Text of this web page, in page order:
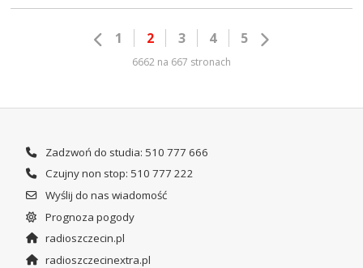
1 2 3 4 5
6662 na 667 stronach
Zadzwoń do studia: 510 777 666
Czujny non stop: 510 777 222
Wyślij do nas wiadomość
Prognoza pogody
radioszczecin.pl
radioszczecinextra.pl